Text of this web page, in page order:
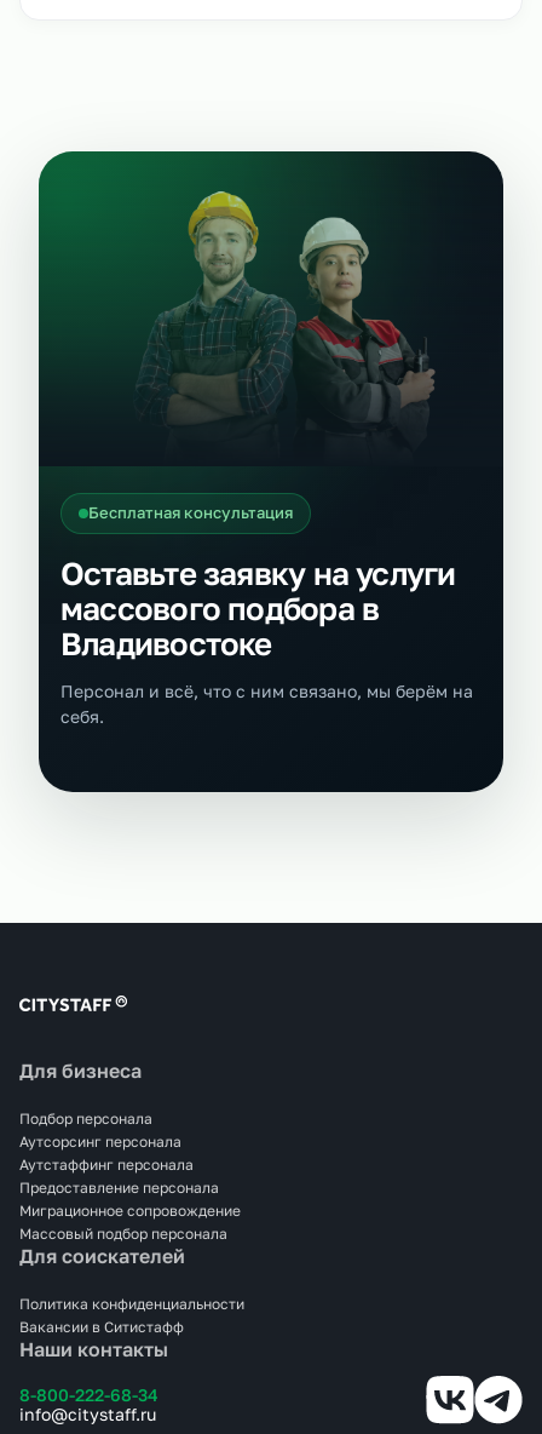
Бесплатная консультация
Оставьте заявку на услуги
массового подбора в
Владивостоке
Персонал и всё, что с ним связано, мы берём на
себя.
Наши контакты
8-800-222-68-34
info@citystaff.ru
Для бизнеса
Подбор персонала
Аутсорсинг персонала
Аутстаффинг персонала
Предоставление персонала
Миграционное сопровождение
Массовый подбор персонала
Для соискателей
Политика конфиденциальности
Вакансии в Ситистафф